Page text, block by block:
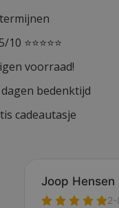
⭐⭐⭐⭐⭐
voorraad!
bedenktijd
cadeautasje